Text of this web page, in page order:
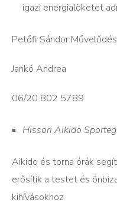
igazi energialöketet
Petőfi Sándor
Jankó Andrea
06/20 802 5789
Hissori Aikido
Aikido és torna órák
erősítik a testet és
kihívásokhoz